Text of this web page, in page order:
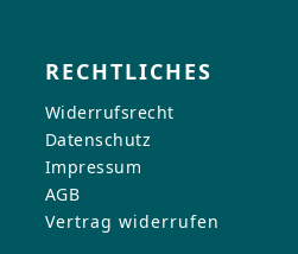
RECHTLICHES
Widerrufsrecht
Datenschutz
Impressum
AGB
Vertrag widerrufen